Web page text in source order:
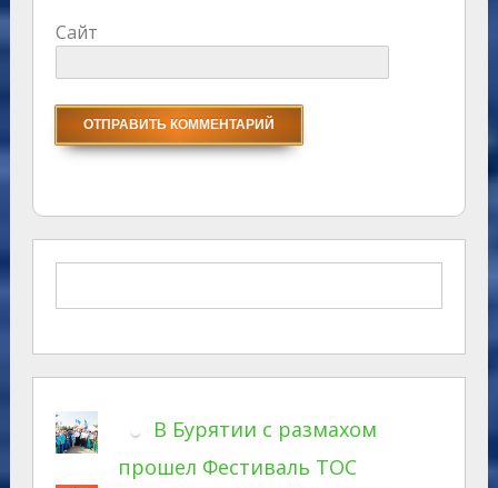
Сайт
В Бурятии с размахом
прошел Фестиваль ТОС